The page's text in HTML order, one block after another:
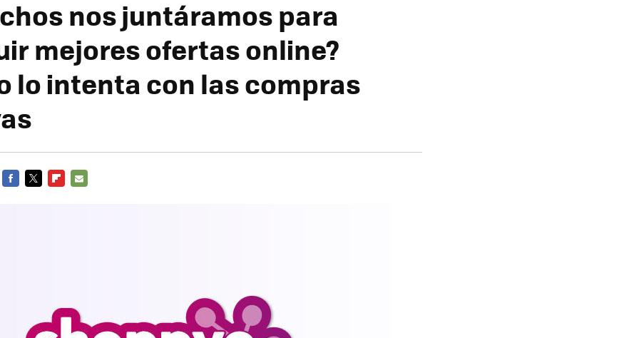
nos juntáramos para
mejores ofertas online?
lo intenta con las compras